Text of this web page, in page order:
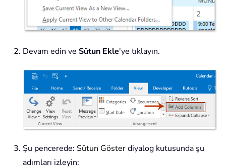
Devam edin ve Sütun Ekle'ye tıklayın.
Şu pencerede: Sütun Gösterdiyalog kutusunda şu
adımları izleyin: